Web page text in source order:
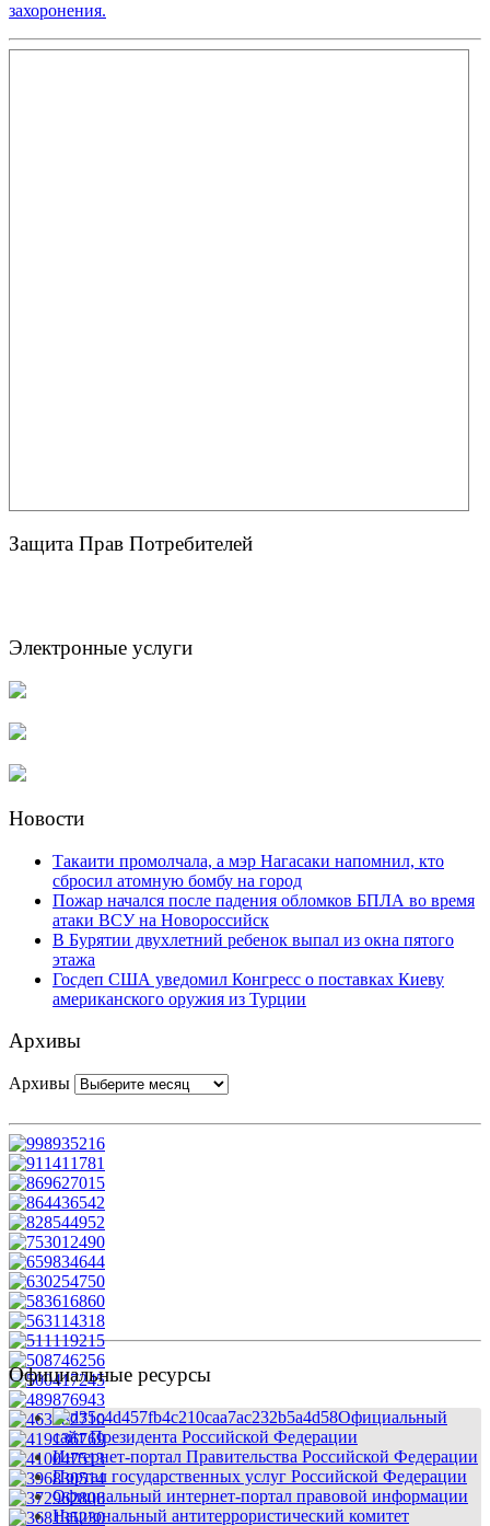
Защита Прав Потребителей
Электронные услуги
Новости
Такаити промолчала, а мэр Нагасаки напомнил, кто
сбросил атомную бомбу на город
Пожар начался после падения обломков БПЛА во время
атаки ВСУ на Новороссийск
В Бурятии двухлетний ребенок выпал из окна пятого
этажа
Госдеп США уведомил Конгресс о поставках Киеву
американского оружия из Турции
Архивы
Архивы
Официальные ресурсы
Официальный
сайт Президента Российской Федерации
Интернет-портал Правительства Российской Федерации
Портал государственных услуг Российской Федерации
Официальный интернет-портал правовой информации
Национальный антитеррористический комитет